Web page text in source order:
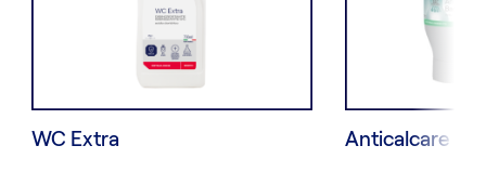
WC Extra Anticalcare